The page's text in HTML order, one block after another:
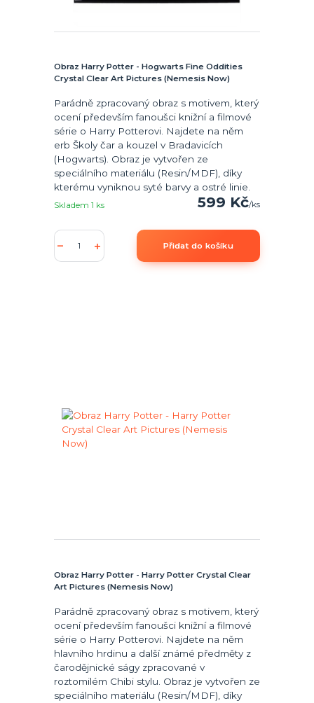
Obraz Harry Potter - Hogwarts Fine Oddities
Crystal Clear Art Pictures (Nemesis Now)
Parádně zpracovaný obraz s motivem, který
ocení především fanoušci knižní a filmové
série o Harry Potterovi. Najdete na něm
erb Školy čar a kouzel v Bradavicích
(Hogwarts). Obraz je vytvořen ze
speciálního materiálu (Resin/MDF), díky
kterému vyniknou syté barvy a ostré linie.
599 Kč/ks
Skladem 1 ks
Přidat do košíku
Obraz Harry Potter - Harry Potter Crystal Clear
Art Pictures (Nemesis Now)
Parádně zpracovaný obraz s motivem, který
ocení především fanoušci knižní a filmové
série o Harry Potterovi. Najdete na něm
hlavního hrdinu a další známé předměty z
čarodějnické ságy zpracované v
roztomilém Chibi stylu. Obraz je vytvořen ze
speciálního materiálu (Resin/MDF), díky